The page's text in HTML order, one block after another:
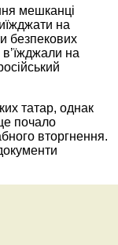
мешканці
на
безпекових
на
татар, однак
почало
вторгнення.